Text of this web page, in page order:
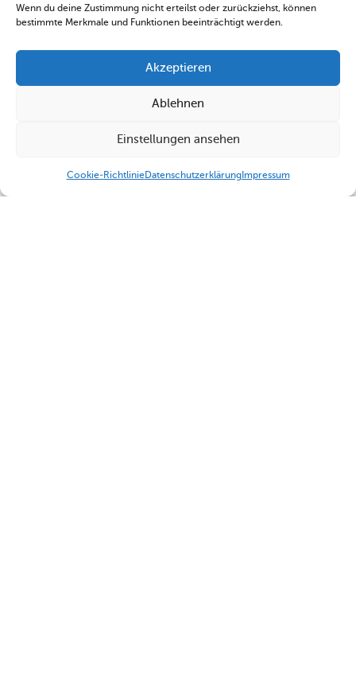
Wenn du deine Zustimmung nicht erteilst oder zurückziehst, können
bestimmte Merkmale und Funktionen beeinträchtigt werden.
Akzeptieren
Ablehnen
Einstellungen ansehen
Cookie-RichtlinieDatenschutzerklärungImpressum